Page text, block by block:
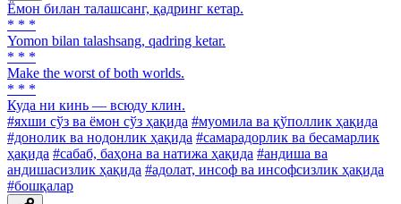
Ёмон билан талашсанг, қадринг кетар.
* * *
Yomon bilan talashsang, qadring ketar.
* * *
Make the worst of both worlds.
* * *
Куда ни кинь — всюду клин.
#яхши сўз ва ёмон сўз ҳақида #муомила ва қўполлик ҳақида
#донолик ва нодонлик ҳақида #самарадорлик ва бесамарлик
ҳақида #сабаб, баҳона ва натижа ҳақида #андиша ва
андишасизлик ҳақида #адолат, инсоф ва инсофсизлик ҳақида
#бошқалар